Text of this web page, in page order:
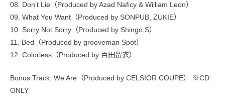
08. Don’t Lie（Produced by Azad Naficy & William Leon）
09. What You Want（Produced by SONPUB, ZUKIE）
10. Sorry Not Sorry（Produced by Shingo.S）
11. Bed（Produced by grooveman Spot）
12. Colorless（Produced by 百田留衣）
Bonus Track. We Are（Produced by CELSIOR COUPE） ※CD
ONLY